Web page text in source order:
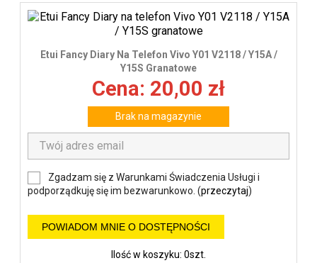
Etui Fancy Diary Na Telefon Vivo Y01 V2118 / Y15A /
Y15S Granatowe
Cena: 20,00 zł
Brak na magazynie
Zgadzam się z Warunkami Świadczenia Usługi i
podporządkuję się im bezwarunkowo. (przeczytaj)
POWIADOM MNIE O DOSTĘPNOŚCI
Ilość w koszyku: 0szt.